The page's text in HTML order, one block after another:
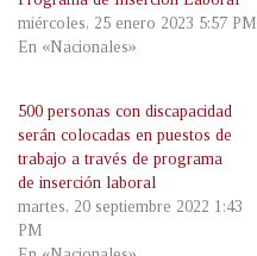
miércoles, 25 enero 2023 5:57 PM
En «Nacionales»
500 personas con discapacidad
serán colocadas en puestos de
trabajo a través de programa
de inserción laboral
martes, 20 septiembre 2022 1:43
PM